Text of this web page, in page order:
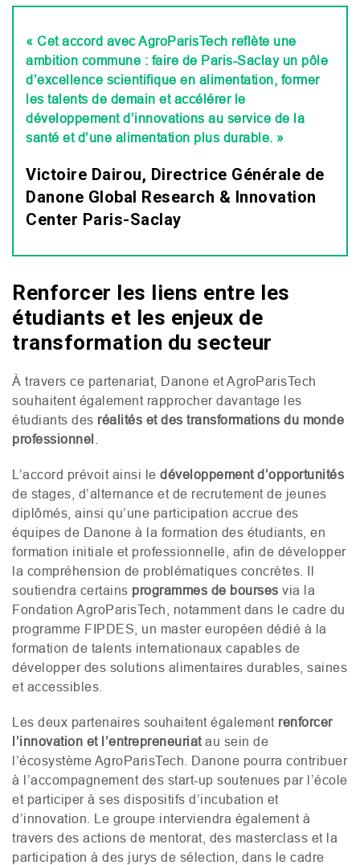
« Cet accord avec AgroParisTech reflète une
ambition commune : faire de Paris-Saclay un pôle
d’excellence scientifique en alimentation, former
les talents de demain et accélérer le
développement d’innovations au service de la
santé et d’une alimentation plus durable. »
Victoire Dairou, Directrice Générale de
Danone Global Research & Innovation
Center Paris-Saclay
Renforcer les liens entre les
étudiants et les enjeux de
transformation du secteur
À travers ce partenariat, Danone et AgroParisTech
souhaitent également rapprocher davantage les
étudiants des réalités et des transformations du monde
professionnel
L’accord prévoit ainsi le développement d’opportunités
de stages, d’alternance et de recrutement de jeunes
diplômés, ainsi qu’une participation accrue des
équipes de Danone à la formation des étudiants, en
formation initiale et professionnelle, afin de développer
la compréhension de problématiques concrètes. Il
soutiendra certains programmes de bourses via la
Fondation AgroParisTech, notamment dans le cadre du
programme FIPDES , un master européen dédié à la
formation de talents internationaux capables de
développer des solutions alimentaires durables, saines
et accessibles.
Les deux partenaires souhaitent également renforcer
l’innovation et l’entrepreneuriatau sein de
l’écosystème AgroParisTech. Danone pourra contribuer
à l’accompagnement des start-up soutenues par l’école
et participer à ses dispositifs d’incubation et
d’innovation. Le groupe interviendra également à
travers des actions de mentorat, des masterclass et la
participation à des jurys de sélection, dans le cadre